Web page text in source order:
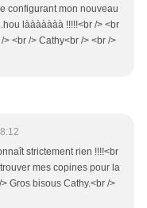
configurant mon nouveau
lààààààà !!!!!<br /> <br
<br /> Cathy<br /> <br />
strictement rien !!!!<br
mes copines pour la
Gros bisous Cathy.<br />